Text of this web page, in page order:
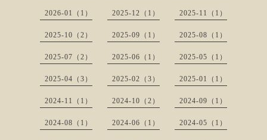
2026-01（1） 2025-12（1） 2025-11（1）
2025-10（2） 2025-09（1） 2025-08（1）
2025-07（2） 2025-06（1） 2025-05（1）
2025-04（3） 2025-02（3） 2025-01（1）
2024-11（1） 2024-10（2） 2024-09（1）
2024-08（1） 2024-06（1） 2024-05（1）